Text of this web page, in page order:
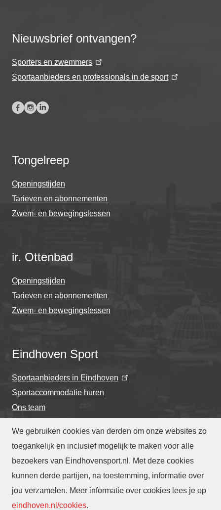
We gebruiken cookies van derden om onze websites zo
toegankelijk en inclusief mogelijk te maken voor alle
bezoekers van Eindhovensport.nl. Met deze cookies
kunnen derde partijen, na toestemming, informatie over
jou verzamelen. Meer informatie over cookies lees je op
eindhoven.nl/cookies.
Nieuwsbrief ontvangen?
Sporters en zwemmers
Sportaanbieders en professionals in de sport
Tongelreep
Openingstijden
Tarieven en abonnementen
Zwem- en bewegingslessen
ir. Ottenbad
Openingstijden
Tarieven en abonnementen
Zwem- en bewegingslessen
Eindhoven Sport
Sportaanbieders in Eindhoven
Sportaccommodatie huren
Ons team
Privacyverklaring-Cookieverklaring
-Toegankelijkheidsverklaring -Webarchief
-
Translate